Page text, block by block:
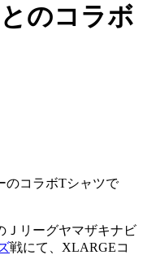
のコラボ
のコラボTシャツで
Ｊリーグヤマザキナビ
戦にて、XLARGEコ